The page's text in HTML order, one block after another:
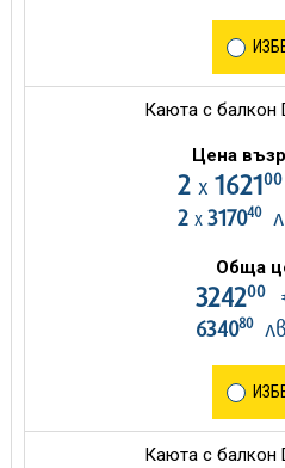
Каюта с балкон
Цена
2 х 162100
2 х 317040
Обща
324200
634080
Каюта с балкон